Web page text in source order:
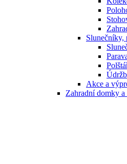
Slunečníky,
Akce a
Zahradní domky